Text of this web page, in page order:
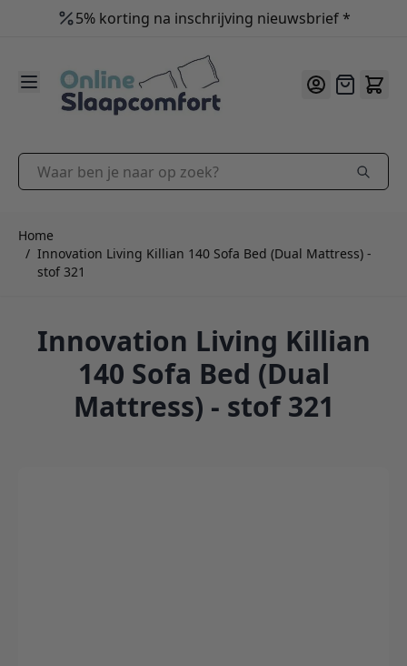
5% korting na inschrijving nieuwsbrief *
9.2 /10
Offerte
Waar ben je naar op zoek?
Home
/ Innovation Living Killian 140 Sofa Bed (Dual Mattress) -
stof 321
Innovation Living Killian
140 Sofa Bed (Dual
Mattress) - stof 321